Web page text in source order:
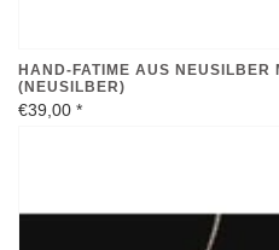
HAND-FATIME AUS NEUSILBER
(NEUSILBER)
€39,00 *